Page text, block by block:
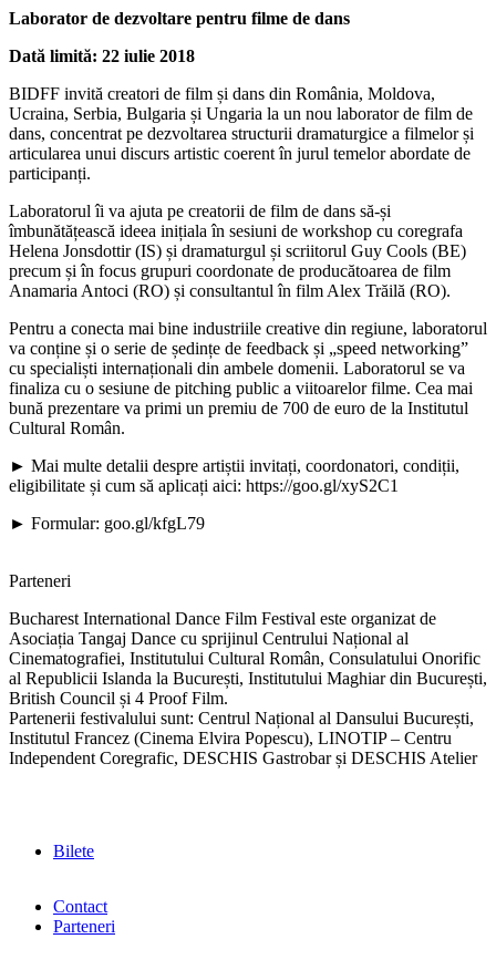
Laborator de dezvoltare pentru filme de dans
Dată limită: 22 iulie 2018
BIDFF invită creatori de film și dans din România, Moldova,
Ucraina, Serbia, Bulgaria și Ungaria la un nou laborator de film de
dans, concentrat pe dezvoltarea structurii dramaturgice a filmelor și
articularea unui discurs artistic coerent în jurul temelor abordate de
participanți.
Laboratorul îi va ajuta pe creatorii de film de dans să-și
îmbunătățească ideea inițiala în sesiuni de workshop cu coregrafa
Helena Jonsdottir (IS) și dramaturgul și scriitorul Guy Cools (BE)
precum și în focus grupuri coordonate de producătoarea de film
Anamaria Antoci (RO) și consultantul în film Alex Trăilă (RO).
Pentru a conecta mai bine industriile creative din regiune, laboratorul
va conține și o serie de ședințe de feedback și „speed networking”
cu specialiști internaționali din ambele domenii. Laboratorul se va
finaliza cu o sesiune de pitching public a viitoarelor filme. Cea mai
bună prezentare va primi un premiu de 700 de euro de la Institutul
Cultural Român.
► Mai multe detalii despre artiștii invitați, coordonatori, condiții,
eligibilitate și cum să aplicați aici: https://goo.gl/xyS2C1
► Formular: goo.gl/kfgL79
Parteneri
Bucharest International Dance Film Festival este organizat de
Asociația Tangaj Dance cu sprijinul Centrului Național al
Cinematografiei, Institutului Cultural Român, Consulatului Onorific
al Republicii Islanda la București, Institutului Maghiar din București,
British Council și 4 Proof Film.
Partenerii festivalului sunt: Centrul Național al Dansului București,
Institutul Francez (Cinema Elvira Popescu), LINOTIP – Centru
Independent Coregrafic, DESCHIS Gastrobar și DESCHIS Atelier
Bilete
Contact
Parteneri